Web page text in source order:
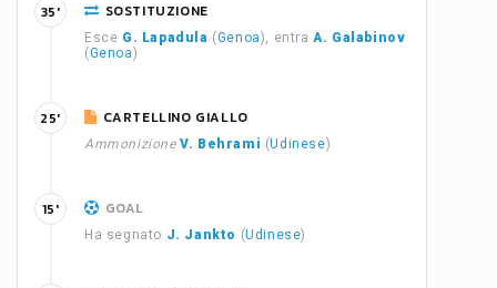
SOSTITUZIONE
Esce G. Lapadula (Genoa), entraA. Galabinov
(Genoa)
35'
CARTELLINO GIALLO
Ammonizione V. Behrami (Udinese)
25'
GOAL
Ha segnato J. Jankto (Udinese)
15'